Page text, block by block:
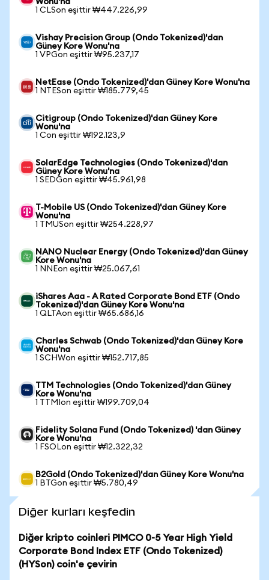
Wonu'na
1 CLSon eşittir ₩447.226,99
Vishay Precision Group (Ondo Tokenized)'dan
Güney Kore Wonu'na
1 VPGon eşittir ₩95.237,17
NetEase (Ondo Tokenized)'dan Güney Kore Wonu'na
1 NTESon eşittir ₩185.779,45
Citigroup (Ondo Tokenized)'dan Güney Kore
Wonu'na
1 Con eşittir ₩192.123,9
SolarEdge Technologies (Ondo Tokenized)'dan
Güney Kore Wonu'na
1 SEDGon eşittir ₩45.961,98
T-Mobile US (Ondo Tokenized)'dan Güney Kore
Wonu'na
1 TMUSon eşittir ₩254.228,97
NANO Nuclear Energy (Ondo Tokenized)'dan Güney
Kore Wonu'na
1 NNEon eşittir ₩25.067,61
iShares Aaa - A Rated Corporate Bond ETF (Ondo
Tokenized)'dan Güney Kore Wonu'na
1 QLTAon eşittir ₩65.686,16
Charles Schwab (Ondo Tokenized)'dan Güney Kore
Wonu'na
1 SCHWon eşittir ₩152.717,85
TTM Technologies (Ondo Tokenized)'dan Güney
Kore Wonu'na
1 TTMIon eşittir ₩199.709,04
Fidelity Solana Fund (Ondo Tokenized) 'dan Güney
Kore Wonu'na
1 FSOLon eşittir ₩12.322,32
B2Gold (Ondo Tokenized)'dan Güney Kore Wonu'na
1 BTGon eşittir ₩5.780,49
Diğer kurları keşfedin
Diğer kripto coinleri PIMCO 0-5 Year High Yield
Corporate Bond Index ETF (Ondo Tokenized)
(HYSon) coin'e çevirin